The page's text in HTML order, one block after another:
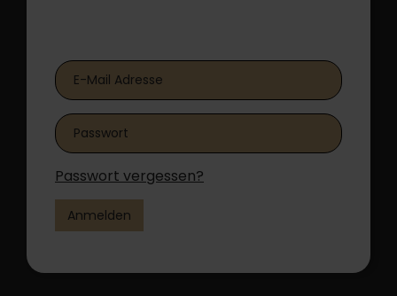
Passwort vergessen?
Anmelden